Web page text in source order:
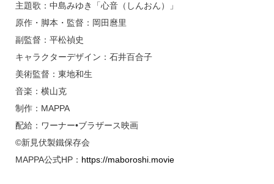
主題歌：中島みゆき「心音（しんおん）」
原作・脚本・監督：岡田麿里
副監督：平松禎史
キャラクターデザイン：石井百合子
美術監督：東地和生
音楽：横山克
制作：MAPPA
配給：ワーナー•ブラザース映画
©新見伏製鐵保存会
MAPPA公式HP： https://maboroshi.movie